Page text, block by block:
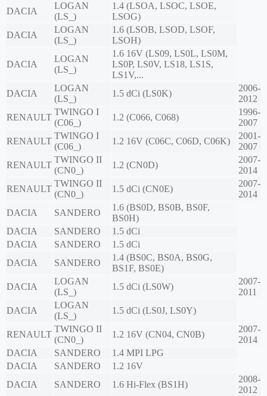
DACIA
LOGAN
(LS_)
1.4 (LSOA, LSOC, LSOE,
LSOG)
DACIA
LOGAN
(LS_)
1.6 (LSOB, LSOD, LSOF,
LSOH)
DACIA
LOGAN
(LS_)
1.6 16V (LS09, LS0L, LS0M,
LS0P, LS0V, LS18, LS1S,
LS1V,...
DACIA
LOGAN
(LS_)
1.5 dCi (LS0K)
2006-
2012
RENAULT
TWINGO I
(C06_)
1.2 (C066, C068)
1996-
2007
RENAULT
TWINGO I
(C06_)
1.2 16V (C06C, C06D, C06K)
2001-
2007
RENAULT
TWINGO II
(CN0_)
1.2 (CN0D)
2007-
2014
RENAULT
TWINGO II
(CN0_)
1.5 dCi (CN0E)
2007-
2014
DACIA
SANDERO
1.6 (BS0D, BS0B, BS0F,
BS0H)
DACIA
SANDERO
1.5 dCi
DACIA
SANDERO
1.5 dCi
DACIA
SANDERO
1.4 (BS0C, BS0A, BS0G,
BS1F, BS0E)
DACIA
LOGAN
(LS_)
1.5 dCi (LS0W)
2007-
2011
DACIA
LOGAN
(LS_)
1.5 dCi (LS0J, LS0Y)
RENAULT
TWINGO II
(CN0_)
1.2 16V (CN04, CN0B)
2007-
2014
DACIA
SANDERO
1.4 MPI LPG
DACIA
SANDERO
1.2 16V
DACIA
SANDERO 1.6 Hi-Flex (BS1H)
2008-
2012